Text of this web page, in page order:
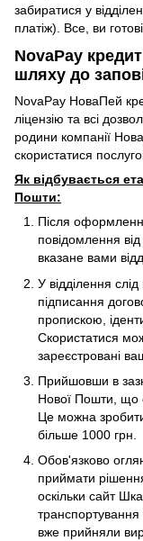
забиратися у
платіж). Все, ви
NovaPay
шляху до
NovaPay НоваПей
ліцензію та всі
родини компанії
скористатися
Як відбувається
Пошти:
Після
повідомлення
вказане вами
У відділення
підписання
пропискою,
Скористатися
зареєстровані
Прийшовши в
Нової Пошти, що
Це можна
більше 1000 грн.
Обов'язково
приймати
оскільки сайт
вже прийняли